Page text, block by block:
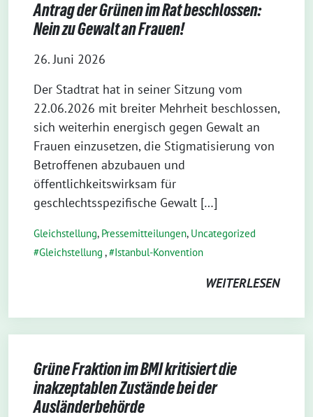
Antrag der Grünen im Rat beschlossen:
Nein zu Gewalt an Frauen!
26. Juni 2026
Der Stadtrat hat in seiner Sitzung vom
22.06.2026 mit breiter Mehrheit beschlossen,
sich weiterhin energisch gegen Gewalt an
Frauen einzusetzen, die Stigmatisierung von
Betroffenen abzubauen und
öffentlichkeitswirksam für
geschlechtsspezifische Gewalt […]
Gleichstellung, Pressemitteilungen, Uncategorized
Gleichstellung , Istanbul-Konvention
WEITERLESEN
Grüne Fraktion im BMI kritisiert die
inakzeptablen Zustände bei der
Ausländerbehörde